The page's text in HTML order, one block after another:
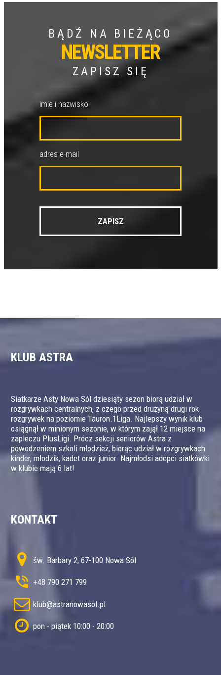
BĄDŹ NA BIEŻĄCO
NEWSLETTER
ZAPISZ SIĘ
imię i nazwisko
adres e-mail
KLUB ASTRA
Siatkarze Asty Nowa Sól dziesiąty sezon biorą udział w
rozgrywkach centralnych, z czego przed drużyną drugi rok
rozgrywek na poziomie Tauron.1Liga. Najlepszy wynik klub
osiągnął w minionym sezonie, w którym zajął 12 miejsce na
zapleczu PlusLigi. Prócz sekcji seniorów Astra z
powodzeniem szkoli młodzież, biorąc udział w rozgrywkach
kinder, młodzik, kadet oraz junior. Najmłodsi adepci siatkówki
w klubie mają 6 lat!
KONTAKT
św. Barbary 2, 67-100 Nowa Sól
+48 790 271 799
klub@astranowasol.pl
pon - piątek 10:00 - 20:00